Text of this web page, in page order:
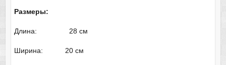
Размеры:
Длина: 28 см
Ширина: 20 см